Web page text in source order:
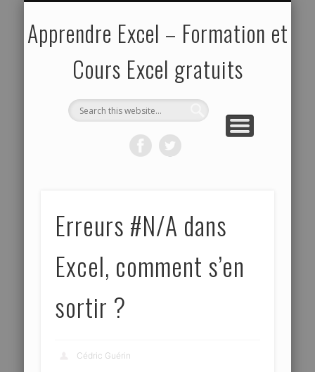
Apprendre Excel – Formation et
Cours Excel gratuits
Erreurs #N/A dans
Excel, comment s’en
sortir ?
Cédric Guérin